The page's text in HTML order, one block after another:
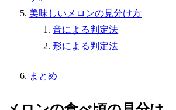
美味しいメロンの見分け方
音による判定法
形による判定法
まとめ